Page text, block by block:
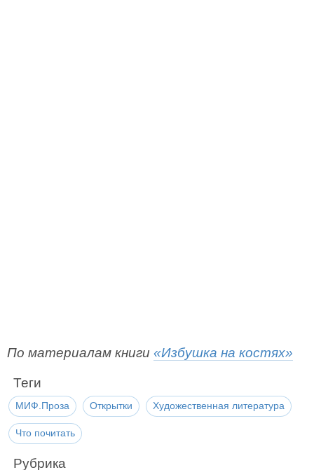
По материалам книги «Избушка на костях»
Теги
МИФ.Проза Открытки Художественная литература
Что почитать
Рубрика